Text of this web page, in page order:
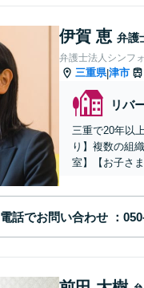
伊賀 恵 弁護
弁護士法人シンフ
三重県|津市
リバ
三重で20年以
り】複数の組
室】【お子さま
電話でお問い合わせ